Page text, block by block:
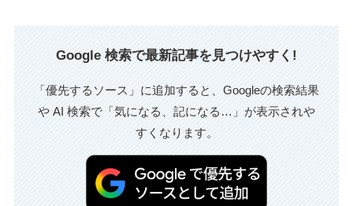
Google 検索で最新記事を見つけやすく!
「優先するソース」に追加すると、Googleの検索結果
や AI 検索で「気になる、記になる…」が表示されや
すくなります。